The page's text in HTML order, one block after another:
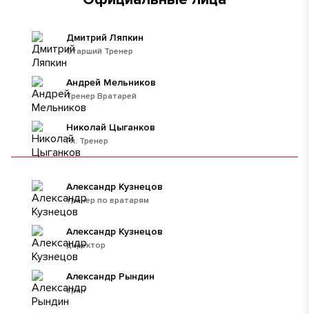
Старший Тренер
Дмитрий Ляпкин
Тренер Вратарей
Андрей Мельников
Гл. Тренер
Николай Цыганков
тренер по вратарям
Александр Кузнецов
директор
Александр Кузнецов
врач
Александр Рындин